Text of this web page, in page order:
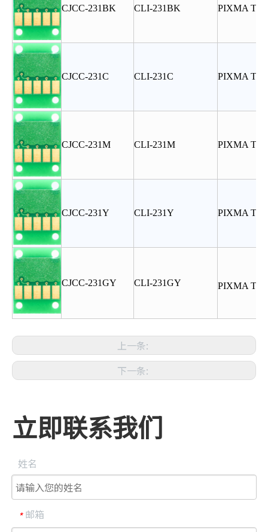
CJCC-231BK CLI-231BK PIXMA
CJCC-231C CLI-231C PIXMA
CJCC-231M CLI-231M PIXMA
CJCC-231Y CLI-231Y PIXMA
CJCC-231GY CLI-231GY PIXMA
上一条:
下一条:
立即联系我们
姓名
* 邮箱